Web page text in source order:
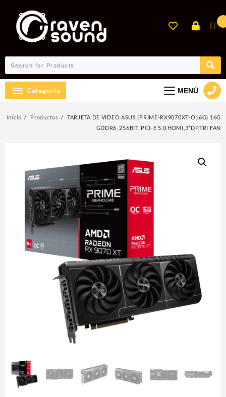
contenido
0
Categoría MENÚ
Inicio Productos
TARJETA DE VIDEO ASUS (PRIME-RX9070XT-O16G) 16G
GDDR6, 256BIT, PCI-E 5.0,HDMI,3*DP,TRI FAN